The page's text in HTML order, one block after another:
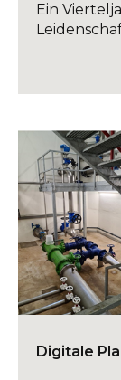
Ein
Digitale